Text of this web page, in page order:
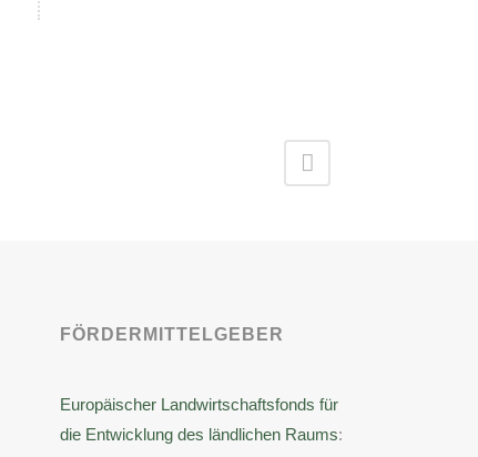
FÖRDERMITTELGEBER
Europäischer Landwirtschaftsfonds für
die Entwicklung des ländlichen Raums: